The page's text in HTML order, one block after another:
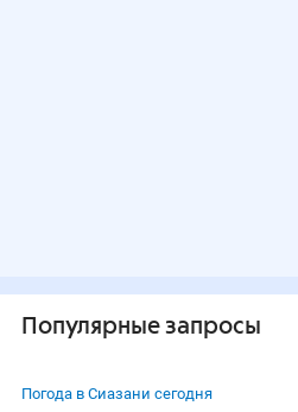
Популярные запросы
Погода в Сиазани сегодня